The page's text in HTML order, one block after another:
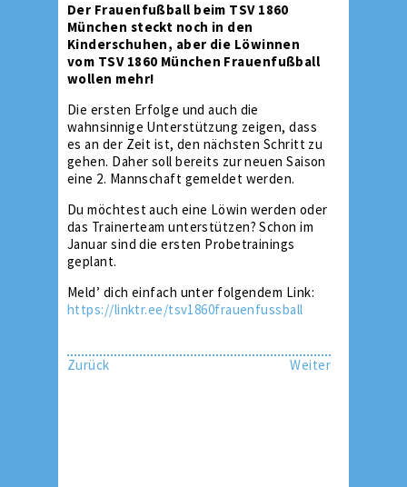
Der Frauenfußball beim TSV 1860
München steckt noch in den
Kinderschuhen, aber die Löwinnen
vom TSV 1860 München Frauenfußball
wollen mehr!
Die ersten Erfolge und auch die
wahnsinnige Unterstützung zeigen, dass
es an der Zeit ist, den nächsten Schritt zu
gehen. Daher soll bereits zur neuen Saison
eine 2. Mannschaft gemeldet werden.
Du möchtest auch eine Löwin werden oder
das Trainerteam unterstützen? Schon im
Januar sind die ersten Probetrainings
geplant.
Meld’ dich einfach unter folgendem Link:
https://linktr.ee/tsv1860frauenfussball
Zurück Weiter